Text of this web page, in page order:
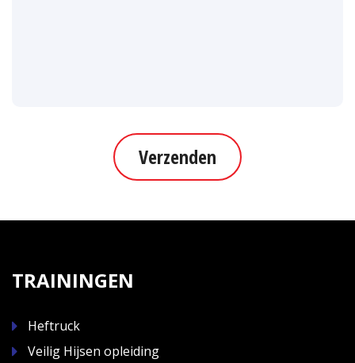
Verzenden
TRAININGEN
Heftruck
Veilig Hijsen opleiding